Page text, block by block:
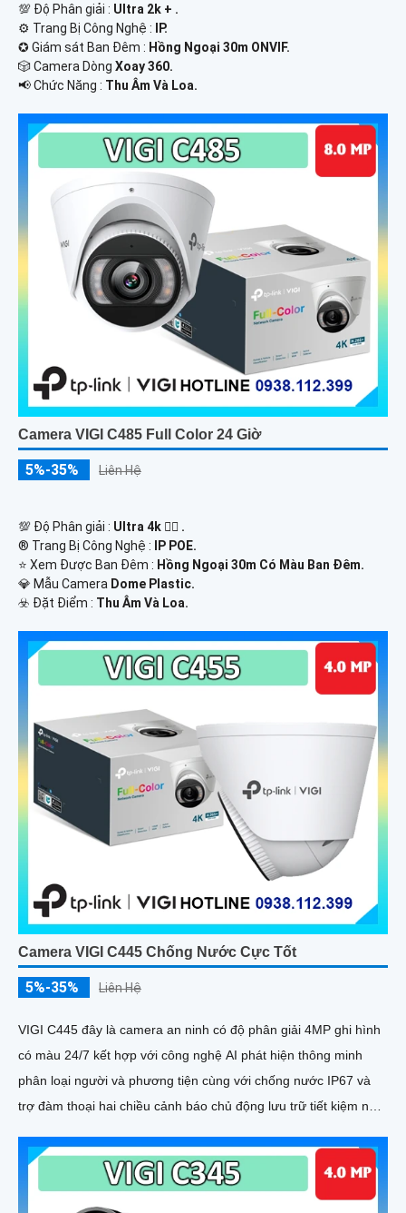
💯 Độ Phân giải : Ultra 2k + .
⚙ Trang Bị Công Nghệ :
IP.
✪ Giám sát Ban Đêm : Hồng Ngoại 30m ONVIF.
🎲 Camera Dòng Xoay 360.
️📢 Chức Năng : Thu Âm Và Loa.
Camera VIGI C485 Full Color 24 Giờ
5%-35% Liên Hệ
💯 Độ Phân giải : Ultra 4k 👍🏾 .
®️ Trang Bị Công Nghệ :
IP POE.
⭐ Xem Được Ban Đêm : Hồng Ngoại 30m Có Màu Ban Ðêm.
💎 Mẫu Camera Dome Plastic.
️☣️ Đặt Điểm : Thu Âm Và Loa.
Camera VIGI C445 Chống Nước Cực Tốt
5%-35% Liên Hệ
VIGI C445 đây là camera an ninh có độ phân giải 4MP ghi hình
có màu 24/7 kết hợp với công nghệ AI phát hiện thông minh
phân loại người và phương tiện cùng với chống nước IP67 và
trợ đàm thoại hai chiều cảnh báo chủ động lưu trữ tiết kiệm nhờ